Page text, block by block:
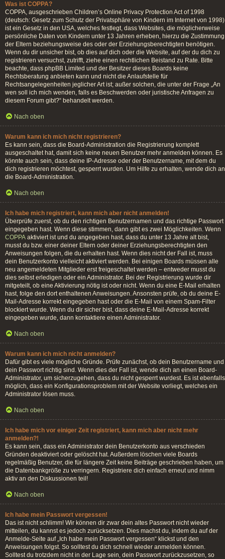
Was ist COPPA?
COPPA, ausgeschrieben Children’s Online Privacy Protection Act of 1998
(deutsch: Gesetz zum Schutz der Privatsphäre von Kindern im Internet von 1998)
ist ein Gesetz in den USA, welches festlegt, dass Websites, die möglicherweise
persönliche Daten von Kindern unter 13 Jahren erheben, hierzu die Zustimmung
der Eltern beziehungsweise des oder der Erziehungsberechtigten benötigen.
Wenn du dir unsicher bist, ob dies auf dich oder die Website, auf der du dich zu
registrieren versuchst, zutrifft, ziehe einen rechtlichen Beistand zu Rate. Bitte
beachte, dass phpBB Limited und der Besitzer dieses Boards keine
Rechtsberatung anbieten kann und nicht die Anlaufstelle für
Rechtsangelegenheiten jeglicher Art ist; außer solchen, die unter der Frage „An
wen soll ich mich wenden, falls es Beschwerden oder juristische Anfragen zu
diesem Forum gibt?“ behandelt werden.
Nach oben
Warum kann ich mich nicht registrieren?
Es kann sein, dass die Board-Administration die Registrierung komplett
ausgeschaltet hat, damit sich keine neuen Benutzer mehr anmelden können. Es
könnte auch sein, dass deine IP-Adresse oder der Benutzername, mit dem du
dich registrieren möchtest, gesperrt wurden. Um Hilfe zu erhalten, wende dich an
die Board-Administration.
Nach oben
Ich habe mich registriert, kann mich aber nicht anmelden!
Überprüfe zuerst, ob du den richtigen Benutzernamen und das richtige Passwort
eingegeben hast. Wenn diese stimmen, dann gibt es zwei Möglichkeiten. Wenn
COPPA aktiviert ist und du angegeben hast, dass du unter 13 Jahre alt bist,
musst du bzw. einer deiner Eltern oder deiner Erziehungsberechtigten den
Anweisungen folgen, die du erhalten hast. Wenn dies nicht der Fall ist, muss
dein Benutzerkonto vielleicht aktiviert werden. Bei einigen Boards müssen alle
neu angemeldeten Mitglieder erst freigeschaltet werden – entweder musst du
dies selbst erledigen oder ein Administrator. Bei der Registrierung wurde dir
mitgeteilt, ob eine Aktivierung nötig ist oder nicht. Wenn du eine E-Mail erhalten
hast, folge den dort enthaltenen Anweisungen. Ansonsten prüfe, ob du deine E-
Mail-Adresse korrekt eingegeben hast oder die E-Mail von einem Spam-Filter
blockiert wurde. Wenn du dir sicher bist, dass deine E-Mail-Adresse korrekt
eingegeben wurde, dann kontaktiere einen Administrator.
Nach oben
Warum kann ich mich nicht anmelden?
Dafür gibt es viele mögliche Gründe. Prüfe zunächst, ob dein Benutzername und
dein Passwort richtig sind. Wenn dies der Fall ist, wende dich an einen Board-
Administrator, um sicherzugehen, dass du nicht gesperrt wurdest. Es ist ebenfalls
möglich, dass ein Konfigurationsproblem mit der Website vorliegt, welches ein
Administrator lösen muss.
Nach oben
Ich habe mich vor einiger Zeit registriert, kann mich aber nicht mehr
anmelden?!
Es kann sein, dass ein Administrator dein Benutzerkonto aus verschieden
Gründen deaktiviert oder gelöscht hat. Außerdem löschen viele Boards
regelmäßig Benutzer, die für längere Zeit keine Beiträge geschrieben haben, um
die Datenbankgröße zu verringern. Registriere dich einfach erneut und nimm
aktiv an den Diskussionen teil!
Nach oben
Ich habe mein Passwort vergessen!
Das ist nicht schlimm! Wir können dir zwar dein altes Passwort nicht wieder
mitteilen, du kannst es jedoch zurücksetzen. Dies machst du, indem du auf der
Anmelde-Seite auf „Ich habe mein Passwort vergessen“ klickst und den
Anweisungen folgst. So solltest du dich schnell wieder anmelden können.
Solltest du trotzdem nicht in der Lage sein, dein Passwort zurückzusetzen, so